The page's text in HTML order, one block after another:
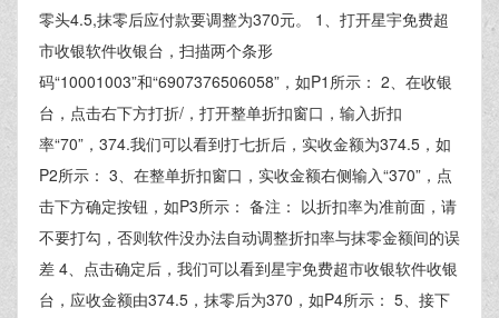
零头4.5,抹零后应付款要调整为370元。 1、打开星宇免费超
市收银软件收银台，扫描两个条形
码“10001003”和“6907376506058”，如P1所示： 2、在收银
台，点击右下方打折/，打开整单折扣窗口，输入折扣
率“70”，374.我们可以看到打七折后，实收金额为374.5，如
P2所示： 3、在整单折扣窗口，实收金额右侧输入“370”，点
击下方确定按钮，如P3所示： 备注： 以折扣率为准前面，请
不要打勾，否则软件没办法自动调整折扣率与抹零金额间的误
差 4、点击确定后，我们可以看到星宇免费超市收银软件收银
台，应收金额由374.5，抹零后为370，如P4所示： 5、接下